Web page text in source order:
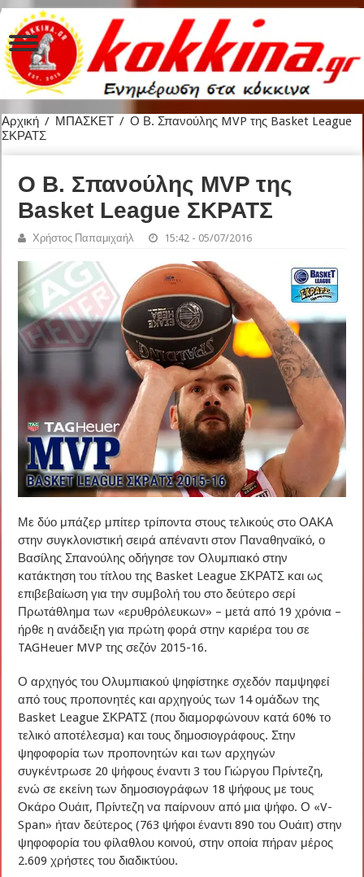
Αρχική / ΜΠΑΣΚΕΤ / Ο Β. Σπανούλης MVP της Basket League
ΣΚΡΑΤΣ
Ο Β. Σπανούλης MVP της
Basket League ΣΚΡΑΤΣ
Χρήστος Παπαμιχαήλ 15:42 - 05/07/2016
Με δύο μπάζερ μπίτερ τρίποντα στους τελικούς στο ΟΑΚΑ
στην συγκλονιστική σειρά απέναντι στον Παναθηναϊκό, ο
Βασίλης Σπανούλης οδήγησε τον Ολυμπιακό στην
κατάκτηση του τίτλου της Basket League ΣΚΡΑΤΣ και ως
επιβεβαίωση για την συμβολή του στο δεύτερο σερί
Πρωτάθλημα των «ερυθρόλευκων» – μετά από 19 χρόνια –
ήρθε η ανάδειξη για πρώτη φορά στην καριέρα του σε
TAGHeuer MVP της σεζόν 2015-16.
Ο αρχηγός του Ολυμπιακού ψηφίστηκε σχεδόν παμψηφεί
από τους προπονητές και αρχηγούς των 14 ομάδων της
Basket League ΣΚΡΑΤΣ (που διαμορφώνουν κατά 60% το
τελικό αποτέλεσμα) και τους δημοσιογράφους. Στην
ψηφοφορία των προπονητών και των αρχηγών
συγκέντρωσε 20 ψήφους έναντι 3 του Γιώργου Πρίντεζη,
ενώ σε εκείνη των δημοσιογράφων 18 ψήφους με τους
Οκάρο Ουάιτ, Πρίντεζη να παίρνουν από μια ψήφο. Ο «V-
Span» ήταν δεύτερος (763 ψήφοι έναντι 890 του Ουάιτ) στην
ψηφοφορία του φίλαθλου κοινού, στην οποία πήραν μέρος
2.609 χρήστες του διαδικτύου.